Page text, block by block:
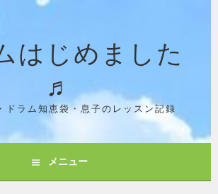
はじめました
♬
ドラム知恵袋・息子のレッスン記録
メニュー